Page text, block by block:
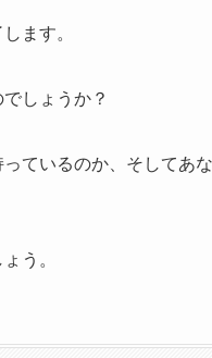
ます。
しょうか？
ているのか、そしてあ
う。